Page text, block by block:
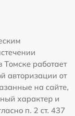
работает
авторизации от
на сайте,
характер и
п. 2 ст. 437